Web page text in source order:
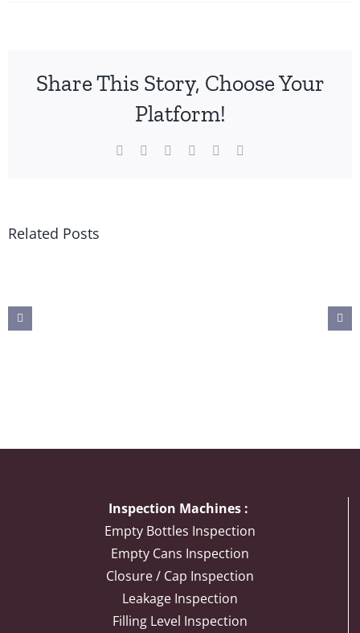
Share This Story, Choose Your
Platform!
Facebook WhatsAppPinterest
Related Posts
Inspection Machines :
Empty Bottles Inspection
Empty Cans Inspection
Closure / Cap Inspection
Leakage Inspection
Filling Level Inspection